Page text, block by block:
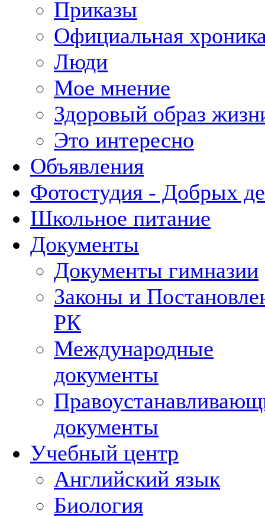
Приказы
Официальная
Люди
Мое мнение
Здоровый образ
Это интересно
Объявления
Фотостудия - Добрых
Школьное питание
Документы
Документы гимназии
Законы и
РК
Международные
документы
документы
Учебный центр
Английский язык
Биология